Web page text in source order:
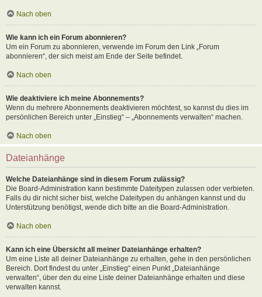
Nach oben
Wie kann ich ein Forum abonnieren?
Um ein Forum zu abonnieren, verwende im Forum den Link „Forum
abonnieren“, der sich meist am Ende der Seite befindet.
Nach oben
Wie deaktiviere ich meine Abonnements?
Wenn du mehrere Abonnements deaktivieren möchtest, so kannst du dies im
persönlichen Bereich unter „Einstieg“ – „Abonnements verwalten“ machen.
Nach oben
Dateianhänge
Welche Dateianhänge sind in diesem Forum zulässig?
Die Board-Administration kann bestimmte Dateitypen zulassen oder verbieten.
Falls du dir nicht sicher bist, welche Dateitypen du anhängen kannst und du
Unterstützung benötigst, wende dich bitte an die Board-Administration.
Nach oben
Kann ich eine Übersicht all meiner Dateianhänge erhalten?
Um eine Liste all deiner Dateianhänge zu erhalten, gehe in den persönlichen
Bereich. Dort findest du unter „Einstieg“ einen Punkt „Dateianhänge
verwalten“, über den du eine Liste deiner Dateianhänge erhalten und diese
verwalten kannst.